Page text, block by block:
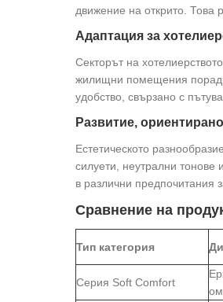
движение на открито. Това
Адаптация за
Секторът на
жилищни помещения поради
удобство, свързано с
Развитие,
Естетическото
силуети, неутрални
в различни предпочитания
Сравнение на
Тип категория
Серия Soft Comfort